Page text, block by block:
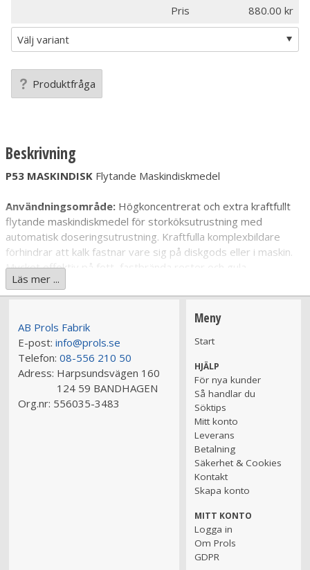
Pris 880.00
Produktfråga
Beskrivning
P53 MASKINDISK Flytande Maskindiskmedel
Användningsområde: Högkoncentrerat och extra kraftfullt
flytande maskindiskmedel för storköksutrustning med
automatisk doseringsutrustning. Kraftfulla komplexbildare
förhindrar att kalk fastnar vare sig på diskgods eller i maskin.
Mycket effektiv på fett, fastbrända rester och gula
beläggningar. Klarar att göra rent djupt ner i sprickor och
porer. Efterlämnar en skinande blank yta. Med aluminiumskydd.
Dosering: Tag 2-4 cl P53 till 10 liter vatten.
Bruksanvisning:Följ diskmaskinens anvisningar.
Varufakta:Innehåller alkali, komplexbildare, tensid,
aluminiumskydd och vatten. pH: 14 Densitet: 1,36 kg/liter
Klassificering: Acute Tox. 4, Skin Corr. 1A, Met. Corr. 1.
Orsakar allvarliga frätskador på
hud och ögon. Skadlig vid förtäring. Kan vara korrosivt för
Denna produkt säljes ej till konsument.
Läs mer ...
AB Prols Fabrik
E-post: info@prols.se
Telefon: 08-556 210 50
Adress: Harpsundsvägen 160
124 59 BANDHAGEN
Org.nr: 556035-3483
Meny
Start
HJÄLP
För nya kunder
Så handlar du
Söktips
Mitt konto
Leverans
Betalning
Säkerhet & Cookies
Kontakt
Skapa konto
MITT KONTO
Logga in
Om Prols
GDPR